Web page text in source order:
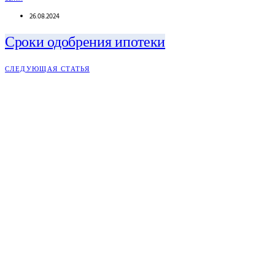
26.08.2024
Сроки одобрения ипотеки
СЛЕДУЮЩАЯ СТАТЬЯ